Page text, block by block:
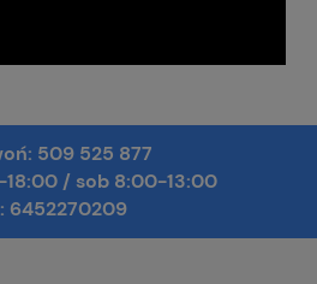
509 525 877
/ sob 8:00-13:00
6452270209